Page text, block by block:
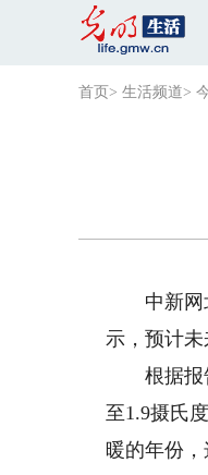
首页 > 生活频道>
中新网北
示，预计
根据报告
至1.9摄氏
暖的年份，